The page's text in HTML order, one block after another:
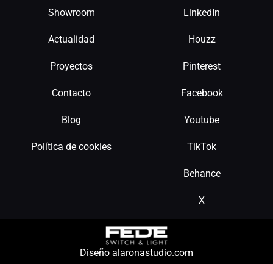
Showroom
Actualidad
Proyectos
Contacto
Blog
Política de cookies
LinkedIn
Houzz
Pinterest
Facebook
Youtube
TikTok
Behance
X
Diseño alaronastudio.com